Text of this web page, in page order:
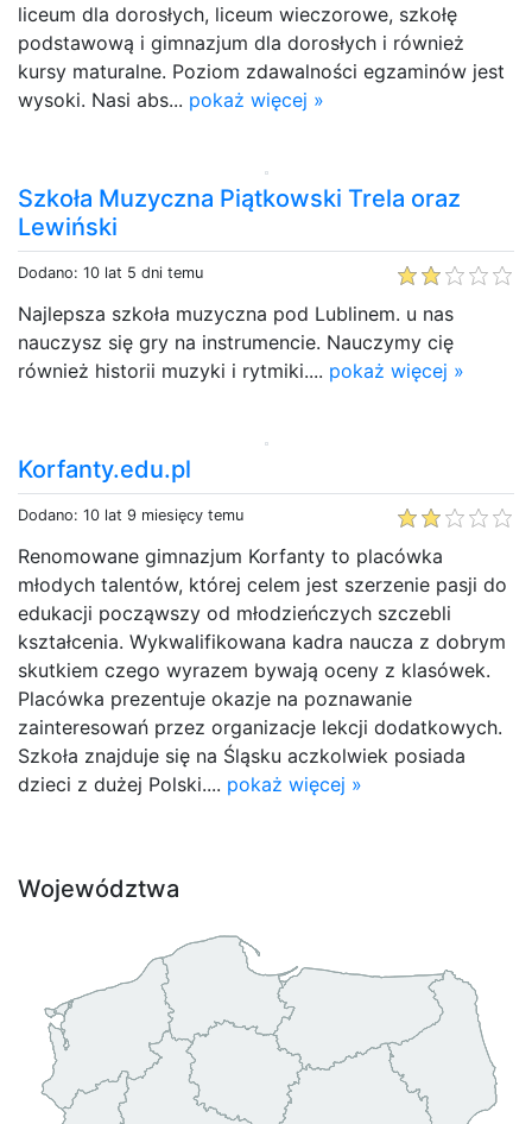
liceum dla dorosłych, liceum wieczorowe, szkołę
podstawową i gimnazjum dla dorosłych i również
kursy maturalne. Poziom zdawalności egzaminów jest
wysoki. Nasi abs... pokaż więcej »
Szkoła Muzyczna Piątkowski Trela oraz
Lewiński
Dodano: 10 lat 5 dni temu
Najlepsza szkoła muzyczna pod Lublinem. u nas
nauczysz się gry na instrumencie. Nauczymy cię
również historii muzyki i rytmiki.... pokaż więcej »
Korfanty.edu.pl
Dodano: 10 lat 9 miesięcy temu
Renomowane gimnazjum Korfanty to placówka
młodych talentów, której celem jest szerzenie pasji do
edukacji począwszy od młodzieńczych szczebli
kształcenia. Wykwalifikowana kadra naucza z dobrym
skutkiem czego wyrazem bywają oceny z klasówek.
Placówka prezentuje okazje na poznawanie
zainteresowań przez organizacje lekcji dodatkowych.
Szkoła znajduje się na Śląsku aczkolwiek posiada
dzieci z dużej Polski.... pokaż więcej »
Województwa